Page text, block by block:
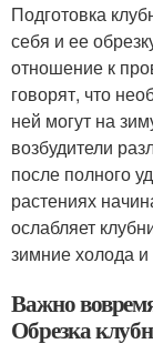
Подготовка
себя и ее
отношение к
говорят, что
ней могут на
возбудители
после полного
растениях
ослабляет
зимние холода
Важно
Обрезка